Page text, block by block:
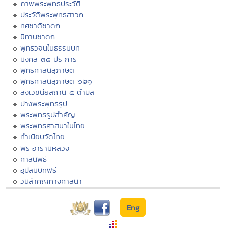
ภาพพระพุทธประวัติ
ประวัติพระพุทธสาวก
ทศชาติชาดก
นิทานชาดก
พุทธวจนในธรรมบท
มงคล ๓๘ ประการ
พุทธศาสนสุภาษิต
พุทธศาสนสุภาษิต ๖๒๑
สังเวชนียสถาน ๔ ตำบล
ปางพระพุทธรูป
พระพุทธรูปสำคัญ
พระพุทธศาสนาในไทย
ทำเนียบวัดไทย
พระอารามหลวง
ศาสนพิธี
อุปสมบทพิธี
วันสำคัญทางศาสนา
Eng